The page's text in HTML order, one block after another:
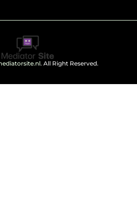
. All Right Reserved.